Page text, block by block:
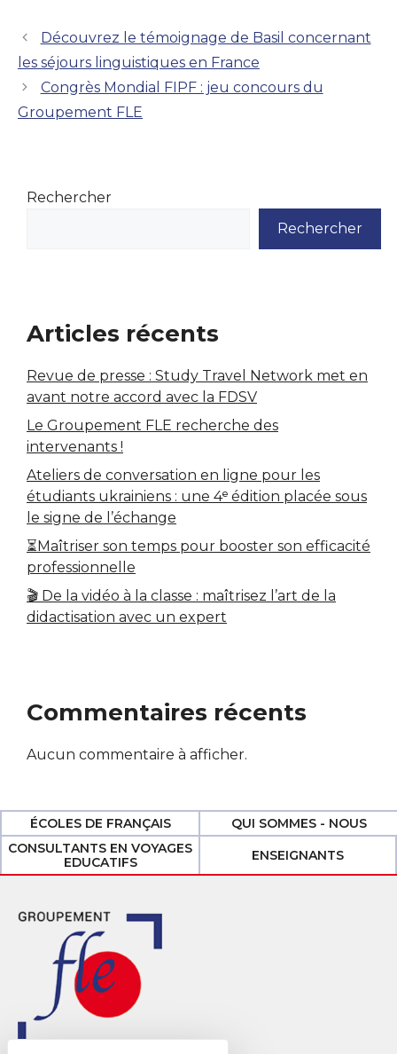
Découvrez le témoignage de Basil concernant
les séjours linguistiques en France
Congrès Mondial FIPF : jeu concours du
Groupement FLE
Rechercher
Rechercher
Articles récents
Revue de presse : Study Travel Network met en
avant notre accord avec la FDSV
Le Groupement FLE recherche des
intervenants !
Ateliers de conversation en ligne pour les
étudiants ukrainiens : une 4ᵉ édition placée sous
le signe de l’échange
⏳Maîtriser son temps pour booster son efficacité
professionnelle
🎬 De la vidéo à la classe : maîtrisez l’art de la
didactisation avec un expert
Commentaires récents
Aucun commentaire à afficher.
ÉCOLES DE FRANÇAIS
QUI SOMMES - NOUS
CONSULTANTS EN VOYAGES
EDUCATIFS
ENSEIGNANTS